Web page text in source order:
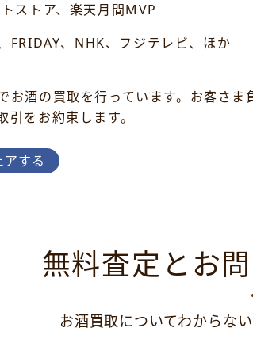
トア、楽天月間MVP
、NHK、フジテレビ、ほか
お酒の買取を行っています。お客さ
をお約束します。
アする
無料査定とお
お酒買取についてわからない